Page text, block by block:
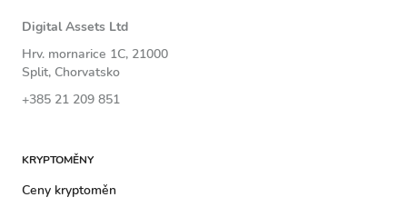
Digital Assets Ltd
Hrv. mornarice 1C, 21000
Split, Chorvatsko
+385 21 209 851
KRYPTOMĚNY
Ceny kryptoměn